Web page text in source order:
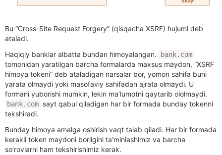
Bu “Cross-Site Request Forgery” (qisqacha XSRF) hujumi deb
ataladi.
Haqiqiy banklar albatta bundan himoyalangan.
bank.com
tomonidan yaratilgan barcha formalarda maxsus maydon, “XSRF
himoya tokeni” deb ataladigan narsalar bor, yomon sahifa buni
yarata olmaydi yoki masofaviy sahifadan ajrata olmaydi. U
formani yuborishi mumkin, lekin ma’lumotni qaytarib ololmaydi.
bank.com sayt qabul qiladigan har bir formada bunday tokenni
tekshiradi.
Bunday himoya amalga oshirish vaqt talab qiladi. Har bir formada
kerakli token maydoni borligini ta’minlashimiz va barcha
so’rovlarni ham tekshirishimiz kerak.